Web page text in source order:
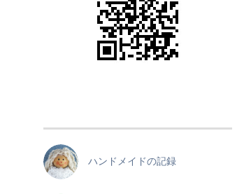
ハンドメイドの記録